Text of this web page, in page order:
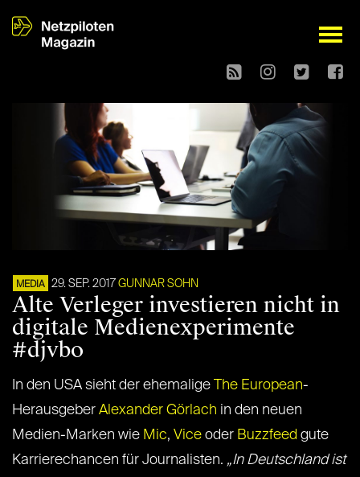
open
MEDIA 29. SEP. 2017 GUNNAR SOHN
Alte Verleger investieren nicht in
digitale Medienexperimente
#djvbo
In den USA sieht der ehemalige The European-
Herausgeber Alexander Görlach in den neuen
Medien-Marken wie Mic, Vice oder Buzzfeed gute
Karrierechancen für Journalisten. „In Deutschland ist